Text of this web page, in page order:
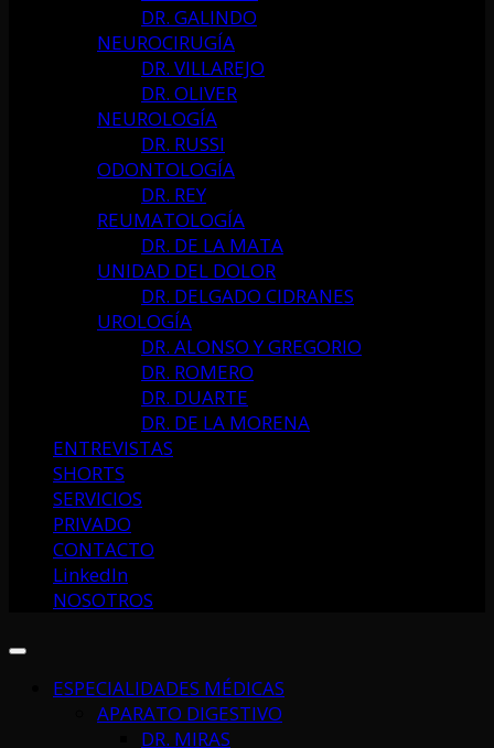
DR. GALINDO
NEUROCIRUGÍA
DR. VILLAREJO
DR. OLIVER
NEUROLOGÍA
DR. RUSSI
ODONTOLOGÍA
DR. REY
REUMATOLOGÍA
DR. DE LA MATA
UNIDAD DEL DOLOR
DR. DELGADO CIDRANES
UROLOGÍA
DR. ALONSO Y GREGORIO
DR. ROMERO
DR. DUARTE
DR. DE LA MORENA
ENTREVISTAS
SHORTS
SERVICIOS
PRIVADO
CONTACTO
LinkedIn
NOSOTROS
ESPECIALIDADES MÉDICAS
APARATO DIGESTIVO
DR. MIRAS